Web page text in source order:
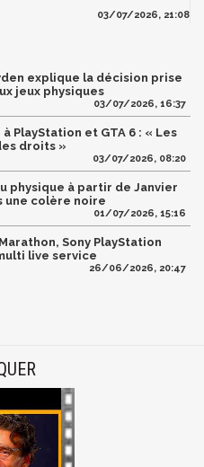
03/07/2026, 21:08
explique la décision prise
jeux physiques
03/07/2026, 16:37
PlayStation et GTA 6 : « Les
droits »
03/07/2026, 08:20
physique à partir de Janvier
une colère noire
01/07/2026, 15:16
Sony PlayStation
live service
26/06/2026, 20:47